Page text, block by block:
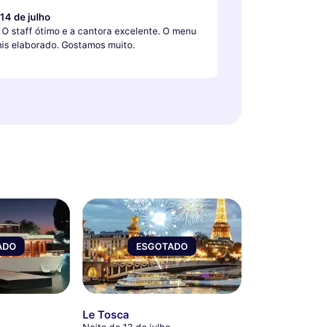
de julho
staff ótimo e a cantora excelente. O menu
elaborado. Gostamos muito.
ESGOTADO
Le Tosca